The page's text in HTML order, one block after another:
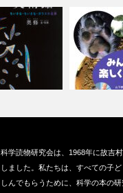
2006）
科学読物研究会は、1968年に故吉
しました。私たちは、すべての子
しんでもらうために、科学の本の